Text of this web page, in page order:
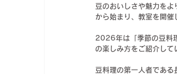
豆のおいしさや魅力を
から始まり、教室を開催
2026年は「季節の豆料
の楽しみ方をご紹介して
豆料理の第一人者であ